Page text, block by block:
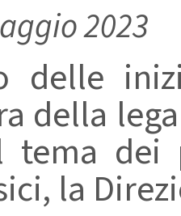
2023
delle
della
tema dei
la